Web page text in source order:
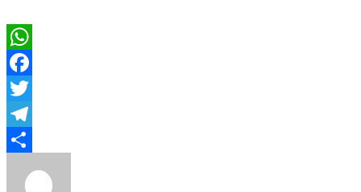
WhatsApp
Facebook
Twitter
Telegram